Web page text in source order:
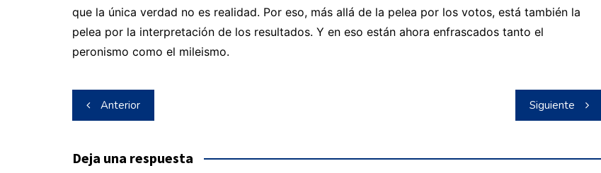
que la única verdad no es realidad. Por eso, más allá de la pelea por los votos, está también la
pelea por la interpretación de los resultados. Y en eso están ahora enfrascados tanto el
peronismo como el mileismo.
Navegación
de
entradas
Anterior Siguiente
Deja una respuesta